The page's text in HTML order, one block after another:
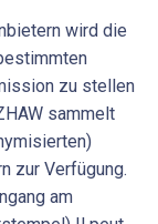
wird die
zu stellen
sammelt
zur Verfügung.
am